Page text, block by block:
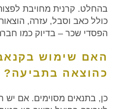
בהחלט. קרנית מחויבת
כולל כאב וסבל, עזרה,
הפסדי שכר – בדיוק כמו
האם שימוש
כהוצאה בתביעה?
כן, בתנאים מסוימים. אם יש